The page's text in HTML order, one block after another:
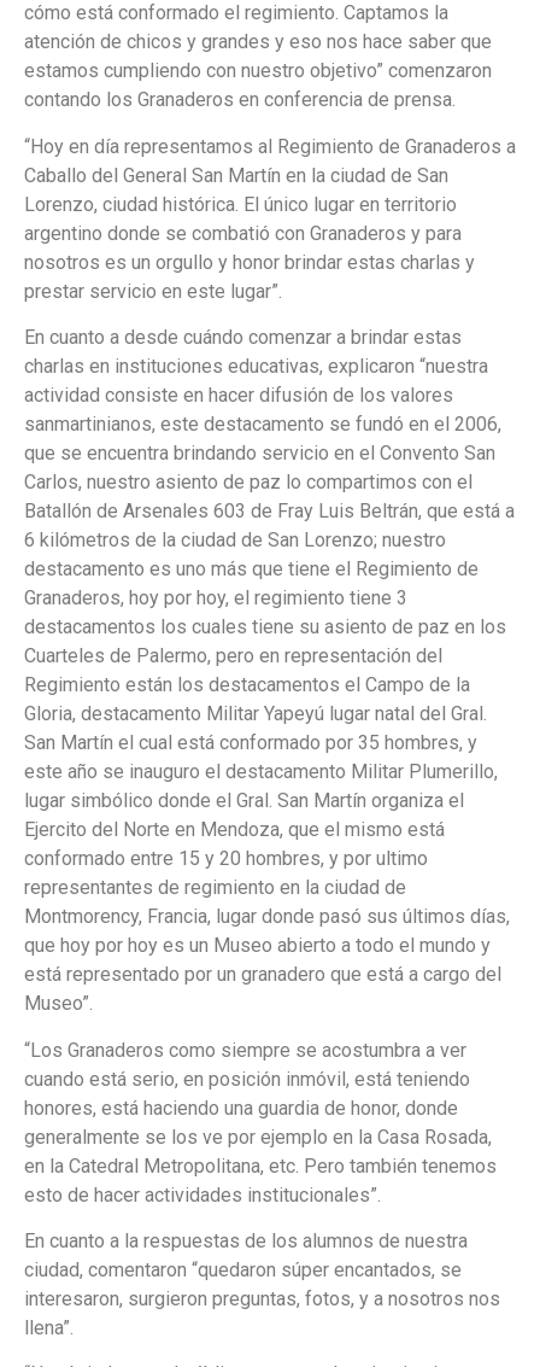
cómo está conformado el regimiento. Captamos la
atención de chicos y grandes y eso nos hace saber que
estamos cumpliendo con nuestro objetivo” comenzaron
contando los Granaderos en conferencia de prensa.
“Hoy en día representamos al Regimiento de Granaderos a
Caballo del General San Martín en la ciudad de San
Lorenzo, ciudad histórica. El único lugar en territorio
argentino donde se combatió con Granaderos y para
nosotros es un orgullo y honor brindar estas charlas y
prestar servicio en este lugar”.
En cuanto a desde cuándo comenzar a brindar estas
charlas en instituciones educativas, explicaron “nuestra
actividad consiste en hacer difusión de los valores
sanmartinianos, este destacamento se fundó en el 2006,
que se encuentra brindando servicio en el Convento San
Carlos, nuestro asiento de paz lo compartimos con el
Batallón de Arsenales 603 de Fray Luis Beltrán, que está a
6 kilómetros de la ciudad de San Lorenzo; nuestro
destacamento es uno más que tiene el Regimiento de
Granaderos, hoy por hoy, el regimiento tiene 3
destacamentos los cuales tiene su asiento de paz en los
Cuarteles de Palermo, pero en representación del
Regimiento están los destacamentos el Campo de la
Gloria, destacamento Militar Yapeyú lugar natal del Gral.
San Martín el cual está conformado por 35 hombres, y
este año se inauguro el destacamento Militar Plumerillo,
lugar simbólico donde el Gral. San Martín organiza el
Ejercito del Norte en Mendoza, que el mismo está
conformado entre 15 y 20 hombres, y por ultimo
representantes de regimiento en la ciudad de
Montmorency, Francia, lugar donde pasó sus últimos días,
que hoy por hoy es un Museo abierto a todo el mundo y
está representado por un granadero que está a cargo del
Museo”.
“Los Granaderos como siempre se acostumbra a ver
cuando está serio, en posición inmóvil, está teniendo
honores, está haciendo una guardia de honor, donde
generalmente se los ve por ejemplo en la Casa Rosada,
en la Catedral Metropolitana, etc. Pero también tenemos
esto de hacer actividades institucionales”.
En cuanto a la respuestas de los alumnos de nuestra
ciudad, comentaron “quedaron súper encantados, se
interesaron, surgieron preguntas, fotos, y a nosotros nos
llena”.